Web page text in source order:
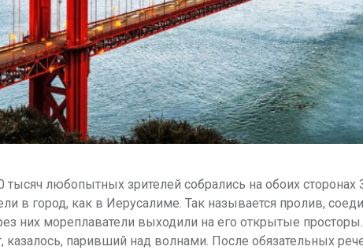
тысяч любопытных зрителей собрались на обоих сторонах
в город, как в Иерусалиме. Так называется пролив,
них мореплаватели выходили на его открытые
казалось, паривший над волнами. После обязательных